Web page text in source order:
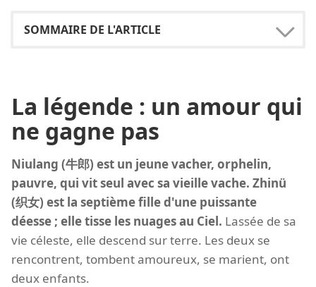
La légende : un amour qui
ne gagne pas
Niulang (牛郎) est un jeune vacher, orphelin,
pauvre, qui vit seul avec sa vieille vache. Zhinü
(织女) est la septième fille d'une puissante
déesse ; elle tisse les nuages au Ciel. Lassée de sa
vie céleste, elle descend sur terre. Les deux se
rencontrent, tombent amoureux, se marient, ont
deux enfants.